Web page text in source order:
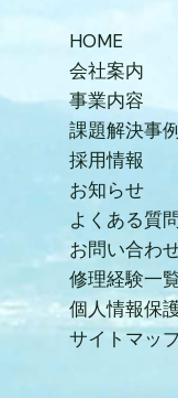
HOME
会社案内
事業内容
課題解決事
採用情報
お知らせ
よくある質
お問い合わ
修理経験一
個人情報保
サイトマッ